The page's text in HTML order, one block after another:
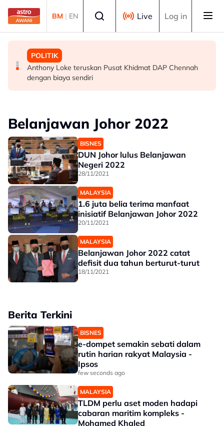
Skip to main content
BM | EN Live Log in
BISNES
e-dompet semakin sebati dalam rutin harian rakyat
Malaysia - Ipsos
MALAYSIA
TLDM perlu aset moden hadapi cabaran maritim
kompleks - Mohamed Khaled
POLITIK
Anthony Loke teruskan Pusat Khidmat DAP Chennah
dengan biaya sendiri
Belanjawan Johor 2022
BISNES
DUN Johor lulus Belanjawan
Negeri 2022
28/11/2021
MALAYSIA
1.6 juta belia terima manfaat
inisiatif Belanjawan Johor 2022
20/11/2021
MALAYSIA
Belanjawan Johor 2022 catat
defisit dua tahun berturut-turut
18/11/2021
Berita Terkini
BISNES
e-dompet semakin sebati dalam
rutin harian rakyat Malaysia -
Ipsos
few seconds ago
MALAYSIA
TLDM perlu aset moden hadapi
cabaran maritim kompleks -
Mohamed Khaled